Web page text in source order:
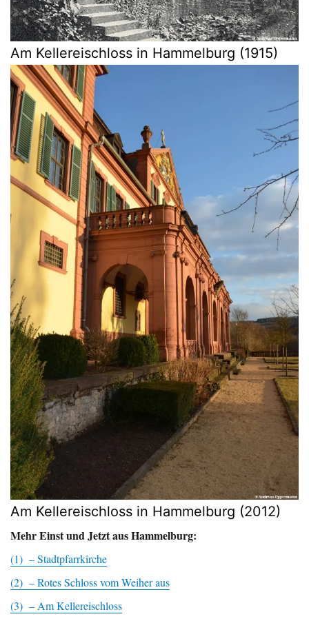
Am Kellereischloss in Hammelburg (1915)
Am Kellereischloss in Hammelburg (2012)
Mehr Einst und Jetzt aus Hammelburg:
(1) – Stadtpfarrkirche
(2) – Rotes Schloss vom Weiher aus
(3) – Am Kellereischloss